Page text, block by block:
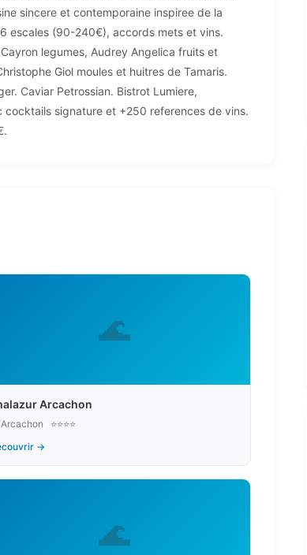
sincere et contemporaine inspiree de la
escales (90-240€), accords mets et vins.
legumes, Audrey Angelica fruits et
Giol moules et huitres de Tamaris.
Caviar Petrossian. Bistrot Lumiere,
signature et +250 references de vins.
🌊
Arcachon
Arcachon
⭐⭐⭐⭐
→
🌊